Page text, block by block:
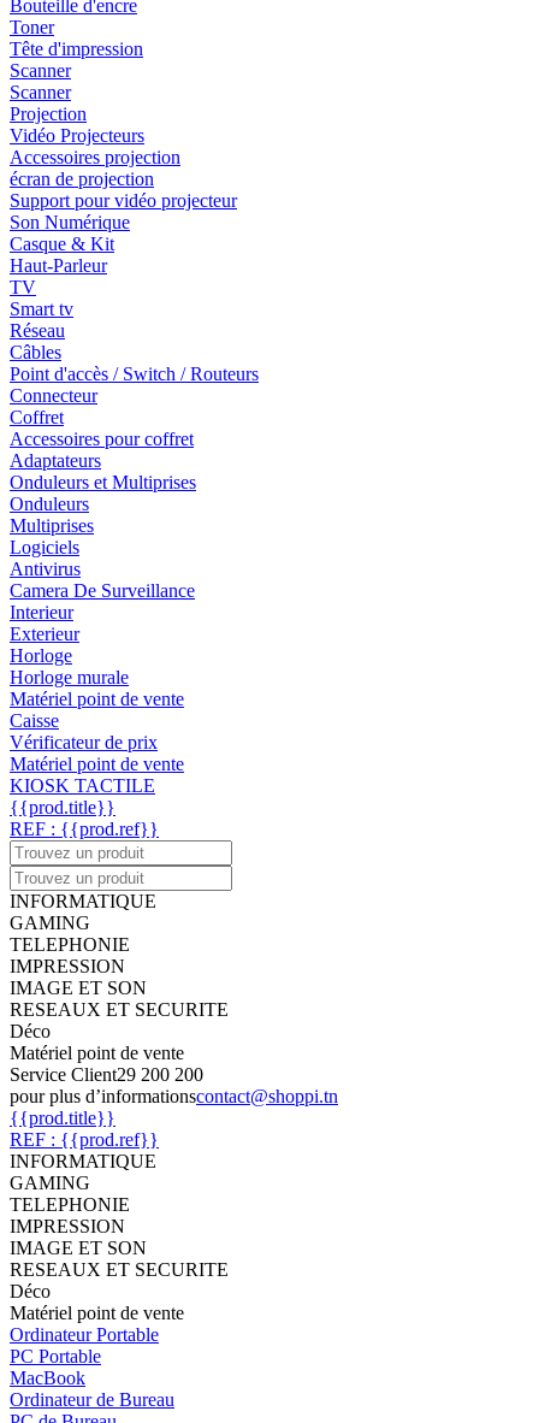
Bouteille d'encre
Toner
Tête d'impression
Scanner
Scanner
Projection
Vidéo Projecteurs
Accessoires projection
écran de projection
Support pour vidéo projecteur
Son Numérique
Casque & Kit
Haut-Parleur
TV
Smart tv
Réseau
Câbles
Point d'accès / Switch / Routeurs
Connecteur
Coffret
Accessoires pour coffret
Adaptateurs
Onduleurs et Multiprises
Onduleurs
Multiprises
Logiciels
Antivirus
Camera De Surveillance
Interieur
Exterieur
Horloge
Horloge murale
Matériel point de vente
Caisse
Vérificateur de prix
Matériel point de vente
KIOSK TACTILE
{{prod.title}}
REF : {{prod.ref}}
INFORMATIQUE
GAMING
TELEPHONIE
IMPRESSION
IMAGE ET SON
RESEAUX ET SECURITE
Déco
Matériel point de vente
Service Client29 200 200
pour plus d’informationscontact@shoppi.tn
{{prod.title}}
REF : {{prod.ref}}
INFORMATIQUE
GAMING
TELEPHONIE
IMPRESSION
IMAGE ET SON
RESEAUX ET SECURITE
Déco
Matériel point de vente
Ordinateur Portable
PC Portable
MacBook
Ordinateur de Bureau